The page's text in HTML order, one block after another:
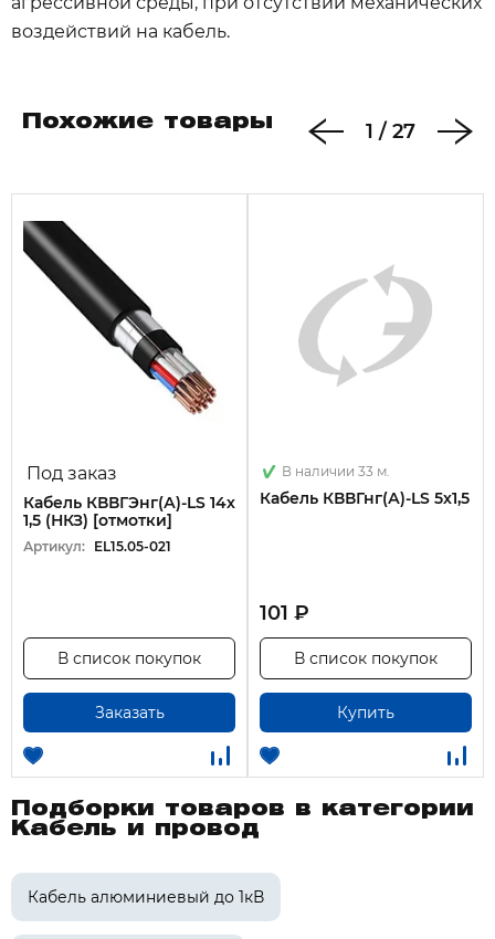
воздействий на кабель.
Похожие товары 1 / 27
Под заказ
Кабель КВВГЭнг(А)-LS 14х
1,5 (НКЗ) [отмотки]
Артикул: EL15.05-021
Заказать
В список покупок
В наличии 33 м.
Кабель КВВГнг(А)-LS 5х1,5
101 ₽
Купить
В список покупок
Подборки товаров в категории
Кабель и провод
Кабель алюминиевый до 1кВ